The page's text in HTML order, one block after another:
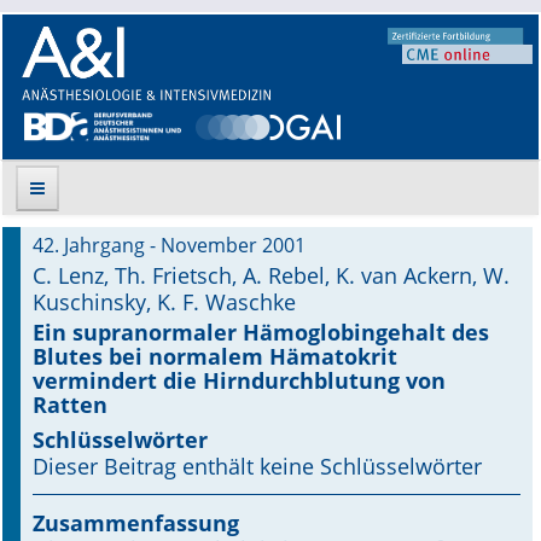
Suche
Aktuelle Ausgabe
Leitlinien
Archiv
Supplements
Supplements OrphanAnesthesia
42. Jahrgang - November 2001
C. Lenz, Th. Frietsch, A. Rebel, K. van Ackern, W.
Kuschinsky, K. F. Waschke
Ein supranormaler Hämoglobingehalt des
Blutes bei normalem Hämatokrit
vermindert die Hirndurchblutung von
Ratten
Schlüsselwörter
Dieser Beitrag enthält keine Schlüsselwörter
Zusammenfassung